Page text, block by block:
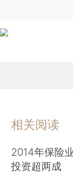
相关阅读
2014年保险
投资超两成